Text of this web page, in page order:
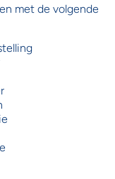
met de volgende